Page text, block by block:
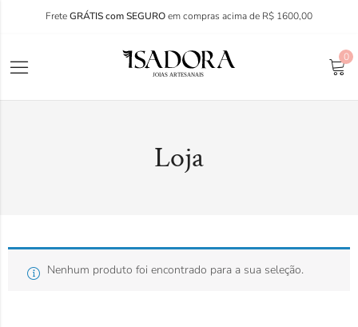
FreteGRÁTIS com SEGUROem compras acima de R$ 1600,00
0
Loja
Nenhum produto foi encontrado para a sua seleção.